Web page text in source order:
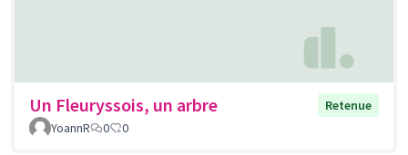
Un Fleuryssois, un arbre
Retenue
YoannR
0 0